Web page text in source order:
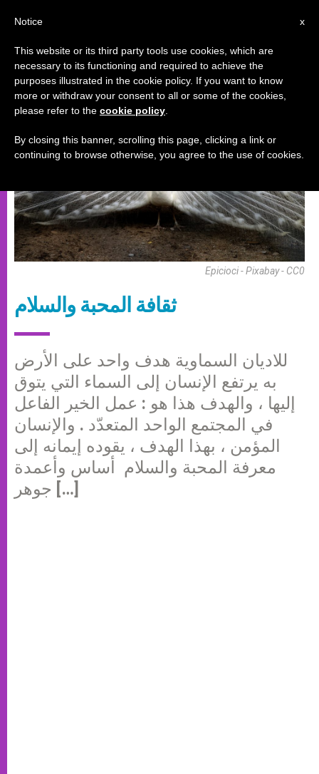
دورات مؤقّتة
Epicioci - Pixabay - CC0
ثقافة المحبة والسلام
للاديان السماوية هدف واحد على الأرض
به يرتفع الإنسان إلى السماء التي يتوق
إليها ، والهدف هذا هو : عمل الخير الفاعل
في المجتمع الواحد المتعدّد . والإنسان
المؤمن ، بهذا الهدف ، يقوده إيمانه إلى
معرفة المحبة والسلام أساس وأعمدة
جوهر […]
x
Notice
This website or its third party tools use cookies, which are
necessary to its functioning and required to achieve the
purposes illustrated in the cookie policy. If you want to know
more or withdraw your consent to all or some of the cookies,
please refer to the cookie policy
By closing this banner, scrolling this page, clicking a link or
continuing to browse otherwise, you agree to the use of cookies.